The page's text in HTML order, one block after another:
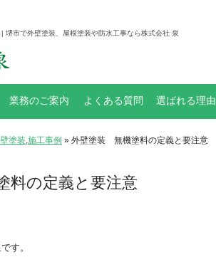
市で外壁塗装、屋根塗装や防水工事なら株式会社 泉
業務のご案内
塗料について
防水工事とは
工事メニュー
よくある質問 選ばれる理由
塗装 施工事例 » 外壁塗装 無機塗料の定義と要注意
の定義と要注意
す。